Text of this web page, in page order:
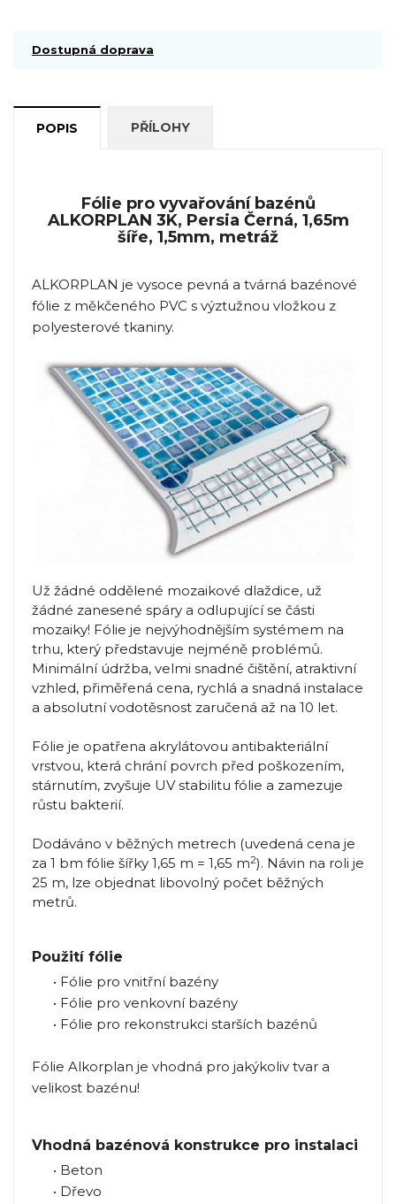
Dostupná doprava
POPIS PŘÍLOHY
Fólie pro vyvařování bazénů
ALKORPLAN 3K, Persia Černá, 1,65m
šíře, 1,5mm, metráž
ALKORPLAN je vysoce pevná a tvárná bazénové
fólie z měkčeného PVC s výztužnou vložkou z
polyesterové tkaniny.
Už žádné oddělené mozaikové dlaždice, už
žádné zanesené spáry a odlupující se části
mozaiky! Fólie je nejvýhodnějším systémem na
trhu, který představuje nejméně problémů.
Minimální údržba, velmi snadné čištění, atraktivní
vzhled, přiměřená cena, rychlá a snadná instalace
a absolutní vodotěsnost zaručená až na 10 let.
Fólie je opatřena akrylátovou antibakteriální
vrstvou, která chrání povrch před poškozením,
stárnutím, zvyšuje UV stabilitu fólie a zamezuje
růstu bakterií.
Dodáváno v běžných metrech (uvedená cena je
za 1 bm fólie šířky 1,65 m = 1,65 m2). Návin na roli je
25 m, lze objednat libovolný počet běžných
metrů.
Použití fólie
• Fólie pro vnitřní bazény
• Fólie pro venkovní bazény
• Fólie pro rekonstrukci starších bazénů
Fólie Alkorplan je vhodná pro jakýkoliv tvar a
velikost bazénu!
Vhodná bazénová konstrukce pro instalaci
• Beton
• Dřevo